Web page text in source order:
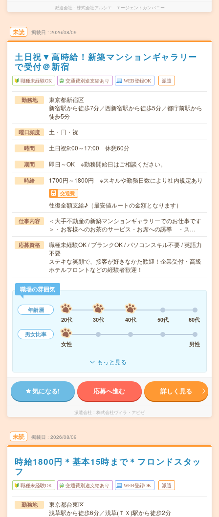
派遣会社 株式会社アルシエ エージェントカンパニー
未読 掲載日 2026/08/09
土日祝▼高時給！新築マンションギャラリー
で受付＠新宿
職種未経験OK 交通費別途支給あり WEB登録OK 派遣
勤務地
東京都新宿区
新宿駅から徒歩7分／西新宿駅から徒歩5分／都庁前駅から
徒歩5分
曜日頻度 土・日・祝
時間 土日祝9:00～17:00 休憩60分
期間 即日～OK ※勤務開始日はご相談ください。
時給 1700円～1800円 ※スキルや勤務日数により社内規定あり
交通費
往復全額支給♪（最安値ルートの金額となります）
仕事内容
＜大手不動産の新築マンションギャラリーでのお仕事です
＞・お客様へのお茶のサービス・お席への誘導 ・ス…
応募資格
職種未経験OK / ブランクOK / パソコンスキル不要 / 英語力
不要
ステキな笑顔で、接客が好きなかた歓迎！企業受付・高級
ホテルフロントなどの経験者歓迎！
職場の雰囲気
年齢層
20代
30代 40代 50代
60代
男女比率
女性
男性
もっと見る
気になる! 応募へ進む 詳しく見る
派遣会社 株式会社ヴィラ・アビゼ
未読 掲載日 2026/08/09
時給1800円＊基本15時まで＊フロンドスタッ
フ
職種未経験OK 交通費別途支給あり WEB登録OK 派遣
勤務地
東京都台東区
浅草駅から徒歩6分／浅草(ＴＸ)駅から徒歩2分